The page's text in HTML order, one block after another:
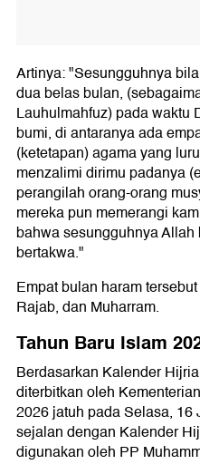
Artinya: "Sesungguhnya
dua belas bulan,
Lauhulmahfuz) pada waktu
bumi, di antaranya ada
(ketetapan) agama yang
menzalimi dirimu padanya
perangilah orang-orang
mereka pun memerangi
bahwa sesungguhnya
bertakwa."
Empat bulan haram
Rajab, dan Muharram.
Tahun Baru Islam
Berdasarkan Kalender
diterbitkan oleh
2026 jatuh pada Selasa,
sejalan dengan Kalender
digunakan oleh PP